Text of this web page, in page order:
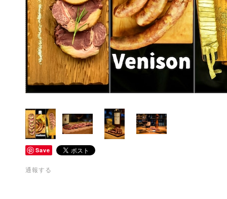
Save
通報する